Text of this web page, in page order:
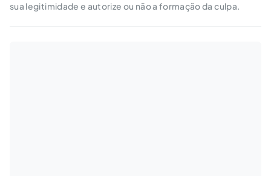
sua legitimidade e autorize ou não a formação da culpa.